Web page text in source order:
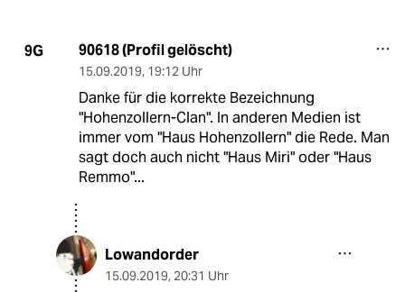
9G 90618 (Profil gelöscht)
15.09.2019, 19:12 Uhr
Danke für die korrekte Bezeichnung
"Hohenzollern-Clan". In anderen Medien ist
immer vom "Haus Hohenzollern" die Rede. Man
sagt doch auch nicht "Haus Miri" oder "Haus
Remmo"...
Lowandorder
15.09.2019, 20:31 Uhr